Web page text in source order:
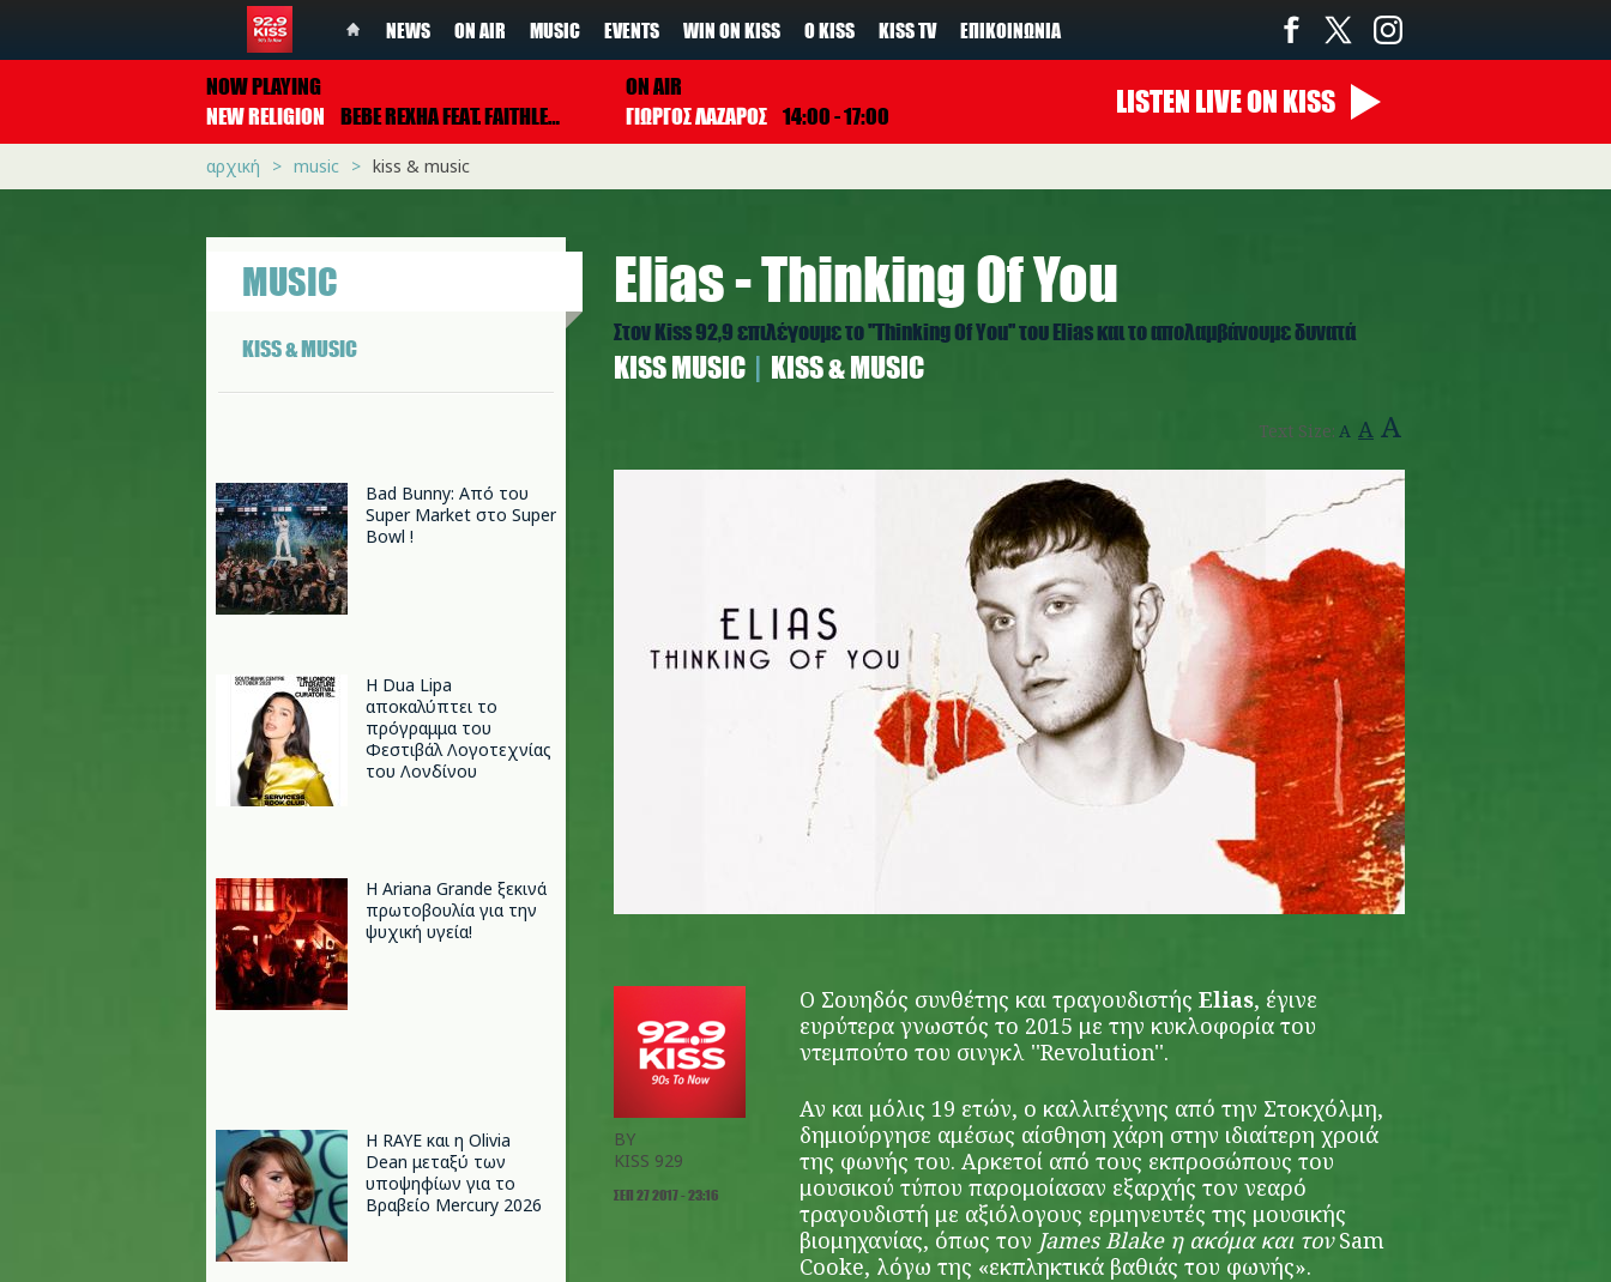
NEWS ON AIR MUSIC EVENTS WIN ON KISS Ο KISS KISS TV ΕΠΙΚΟΙΝΩΝΊΑ
NOW PLAYING
NEW RELIGION
BEBE REXHA FEAT. FAITHLESS
ON AIR
ΓΙΩΡΓΟΣ ΛΑΖΑΡΟΣ 14:00 - 17:00 LISTEN LIVEON KISS
αρχική music kiss & music
MUSIC
KISS & MUSIC
Bad Bunny: Από του
Super Market στο Super
Bowl !
Η Dua Lipa
αποκαλύπτει το
πρόγραμμα του
Φεστιβάλ Λογοτεχνίας
του Λονδίνου
Η Ariana Grande ξεκινά
πρωτοβουλία για την
ψυχική υγεία!
Η RAYE και η Olivia
Dean μεταξύ των
υποψηφίων για το
Βραβείο Mercury 2026
Elias - Thinking Of You
Στον Kiss 92,9 επιλέγουμε το ''Thinking Of You'' του Elias και το απολαμβάνουμε δυνατά
ΚISS MUSIC KISS & MUSIC
Text Size: A A A
elias-860.jpg
BY
KISS 929
ΣΕΠ 27 2017 - 23:16
O Σουηδός συνθέτης και τραγουδιστής Elias, έγινε
ευρύτερα γνωστός το 2015 με την κυκλοφορία του
ντεμπούτο του σινγκλ ''Revolution''.
Αν και μόλις 19 ετών, ο καλλιτέχνης από την Στοκχόλμη,
δημιούργησε αμέσως αίσθηση χάρη στην ιδιαίτερη χροιά
της φωνής του. Αρκετοί από τους εκπροσώπους του
μουσικού τύπου παρομοίασαν εξαρχής τον νεαρό
τραγουδιστή με αξιόλογους ερμηνευτές της μουσικής
βιομηχανίας, όπως τον James Blake η ακόμα και τονSam
Cooke, λόγω της «εκπληκτικά βαθιάς του φωνής».